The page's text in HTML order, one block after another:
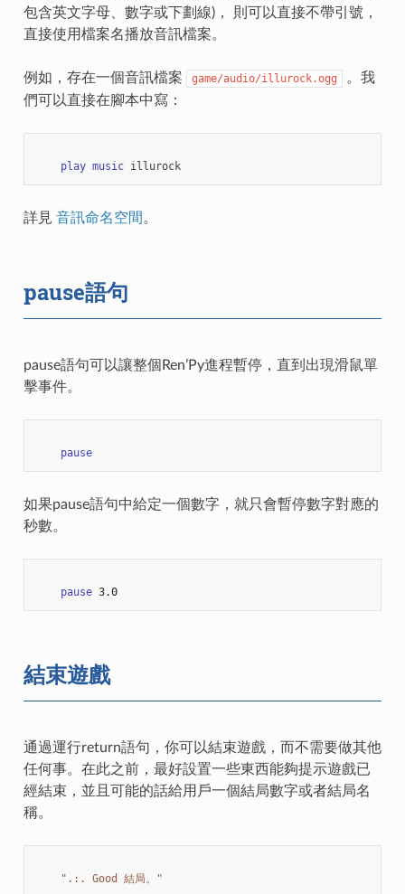
包含英文字母、數字或下劃線)， 則可以直接不帶引號，
直接使用檔案名播放音訊檔案。
例如，存在一個音訊檔案 game/audio/illurock.ogg
。我
們可以直接在腳本中寫：
play music illurock
詳見 音訊命名空間 。
pause語句
pause語句可以讓整個Ren’Py進程暫停，直到出現滑鼠單
擊事件。
pause
如果pause語句中給定一個數字，就只會暫停數字對應的
秒數。
pause 3.0
結束遊戲
通過運行return語句，你可以結束遊戲，而不需要做其他
任何事。在此之前，最好設置一些東西能夠提示遊戲已
經結束，並且可能的話給用戶一個結局數字或者結局名
稱。
".:. Good 結局。"